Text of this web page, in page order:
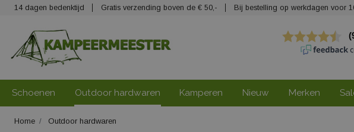
14 dagen bedenktijd Gratis verzending boven de € 50,- Bij bestelling op werkdagen voor
Schoenen Outdoor hardwaren Kamperen Nieuw Merken
Home Outdoor hardwaren